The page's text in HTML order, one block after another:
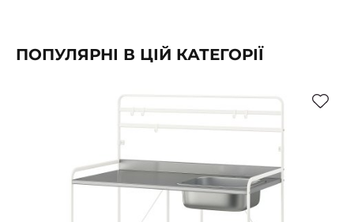
ПОПУЛЯРНІ В ЦІЙ КАТЕГОРІЇ